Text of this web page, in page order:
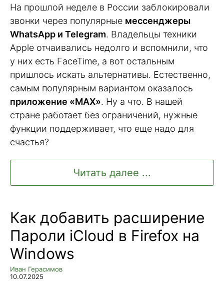
На прошлой неделе в России заблокировали
звонки через популярные мессенджеры
WhatsApp и Telegram. Владельцы техники
Apple отчаивались недолго и вспомнили, что
у них есть FaceTime, а вот остальным
пришлось искать альтернативы. Естественно,
самым популярным вариантом оказалось
приложение «MAX». Ну а что. В нашей
стране работает без ограничений, нужные
функции поддерживает, что еще надо для
счастья?
Читать далее ...
Как добавить расширение
Пароли iCloud в Firefox на
Windows
Иван Герасимов
10.07.2025